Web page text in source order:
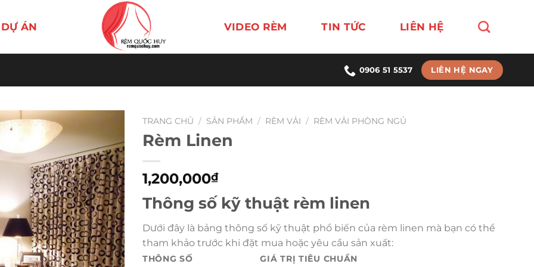
DỰ ÁN VIDEO RÈM TIN TỨC LIÊN HỆ
0906 51 5537 LIÊN HỆ NGAY
TRANG CHỦ / SẢN PHẨM / RÈM VẢI / RÈM VẢI PHÒNG NGỦ
Rèm Linen
1,200,000₫
Thông số kỹ thuật rèm linen
Dưới đây là bảng thông số kỹ thuật phổ biến của rèm linen mà bạn có thể
tham khảo trước khi đặt mua hoặc yêu cầu sản xuất:
THÔNG SỐ
GIÁ TRỊ TIÊU CHUẨN